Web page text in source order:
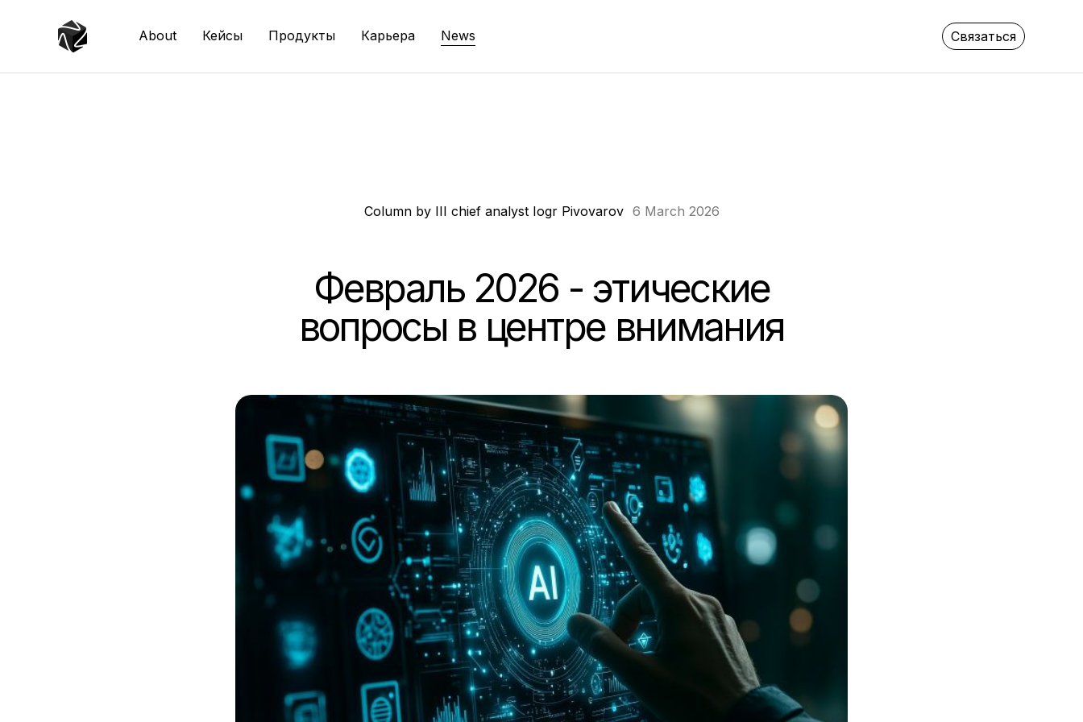
About Кейсы Продукты Карьера News Связаться
Column by III chief analyst Iogr Pivovarov 6 March 2026
Февраль 2026 - этические
вопросы в центре внимания